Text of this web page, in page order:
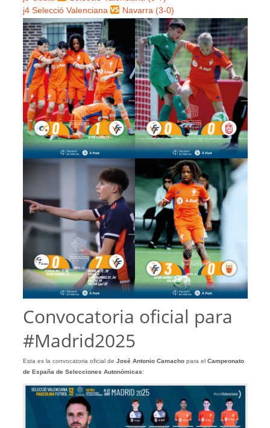
j4 Selecció Valenciana
Navarra (3-0)
Convocatoria oficial para
#Madrid2025
Esta es la convocatoria oficial de José Antonio Camachopara el Campeonato
de España de Selecciones Autonómicas: